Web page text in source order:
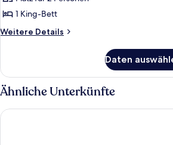
double
anzeigen
1 King-Bett
Weitere Details
Weitere
double
Daten
Ähnliche Unterkünfte
Scandic Haugesund